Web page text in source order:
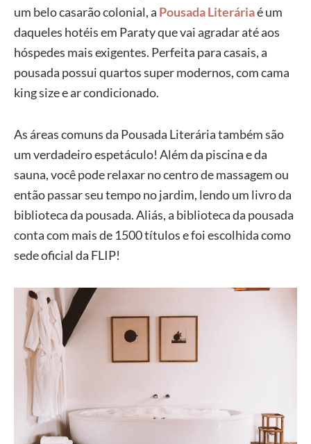
um belo casarão colonial, a Pousada Literáriaé um
daqueles hotéis em Paraty que vai agradar até aos
hóspedes mais exigentes. Perfeita para casais, a
pousada possui quartos super modernos, com cama
king size e ar condicionado.
As áreas comuns da Pousada Literária também são
um verdadeiro espetáculo! Além da piscina e da
sauna, você pode relaxar no centro de massagem ou
então passar seu tempo no jardim, lendo um livro da
biblioteca da pousada. Aliás, a biblioteca da pousada
conta com mais de 1500 títulos e foi escolhida como
sede oficial da FLIP!